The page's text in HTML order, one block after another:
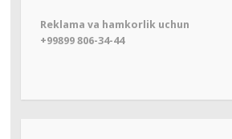
Reklama va hamkorlik uchun
+99899 806-34-44